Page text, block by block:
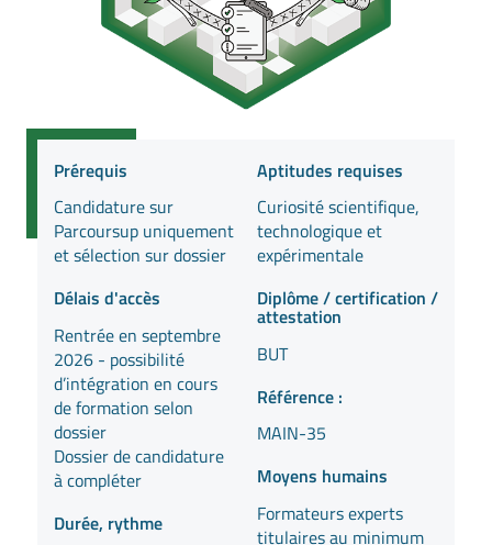
Prérequis
Candidature sur
Parcoursup uniquement
et sélection sur dossier
Délais d'accès
Rentrée en septembre
2026 - possibilité
d’intégration en cours
de formation selon
dossier
Dossier de candidature
à compléter
Durée, rythme
Aptitudes requises
Curiosité scientifique,
technologique et
expérimentale
Diplôme / certification /
attestation
BUT
Référence :
MAIN-35
Moyens humains
Formateurs experts
titulaires au minimum